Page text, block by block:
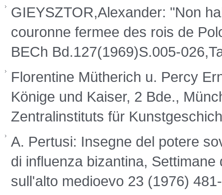
GIEYSZTOR,Alexander: "Non
couronne fermee des rois de
BECh Bd.127(1969)S.005-
Florentine Mütherich u. Percy
Könige und Kaiser, 2 Bde.,
Zentralinstituts für
A. Pertusi: Insegne del potere
di influenza bizantina,
sull'alto medioevo 23 (1976)